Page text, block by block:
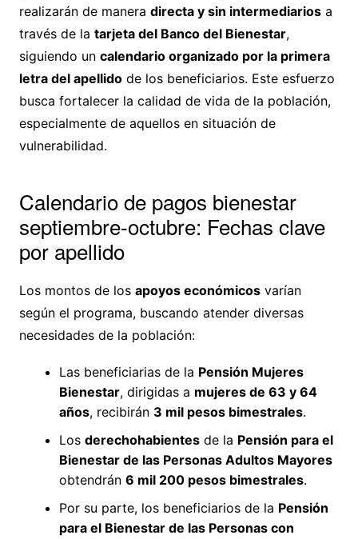
realizarán de manera directa y sin intermediariosa
través de la tarjeta del Banco del Bienestar,
siguiendo un calendario organizado por la primera
letra del apellidode los beneficiarios. Este esfuerzo
busca fortalecer la calidad de vida de la población,
especialmente de aquellos en situación de
vulnerabilidad.
Calendario de pagos bienestar
septiembre-octubre: Fechas clave
por apellido
Los montos de los apoyos económicosvarían
según el programa, buscando atender diversas
necesidades de la población:
Las beneficiarias de la Pensión Mujeres
Bienestar, dirigidas a mujeres de 63 y 64
años, recibirán 3 mil pesos bimestrales.
Los derechohabientesde la Pensión para el
Bienestar de las Personas Adultos Mayores
obtendrán 6 mil 200 pesos bimestrales.
Por su parte, los beneficiarios de la Pensión
para el Bienestar de las Personas con